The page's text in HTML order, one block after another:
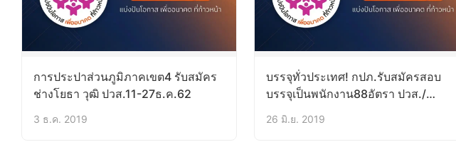
การประปาส่วนภูมิภาคเขต4 รับสมัคร
ช่างโยธา วุฒิ ปวส.11-27ธ.ค.62
3 ธ.ค. 2019
บรรจุทั่วประเทศ! กปภ.รับสมัครสอบ
บรรจุเป็นพนักงาน88อัตรา ปวส./
26 มิ.ย. 2019